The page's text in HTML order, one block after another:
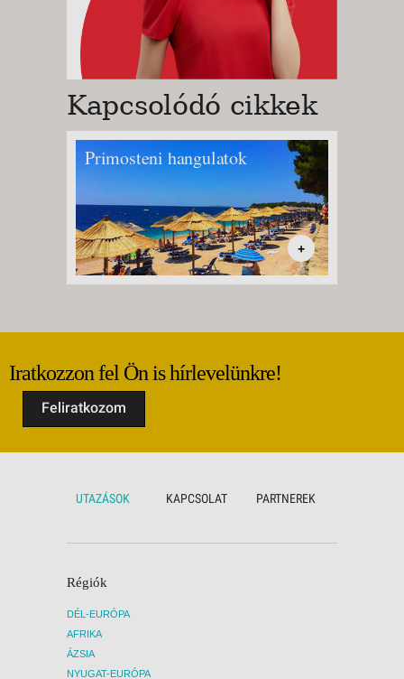
Kapcsolódó cikkek
Primosteni hangulatok
+
Iratkozzon fel Ön is hírlevelünkre!
Feliratkozom
UTAZÁSOK KAPCSOLAT PARTNEREK
Régiók
DÉL-EURÓPA
AFRIKA
ÁZSIA
NYUGAT-EURÓPA